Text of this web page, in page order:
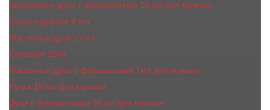
Шариковые духи с феромонами 10 мл для мужчин
Ручка-парфюм 8 мл
Масляные духи 17 ml
Kreasyon 20ml
Масляные духи c феромонами 7мл для мужчин
Ручка 15 мл для мужчин
Духи с феромонами 35 мл для мужчин